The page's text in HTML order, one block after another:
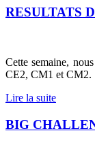
RESULTATS
Cette semaine,
CE2, CM1 et CM2.
Lire la suite
BIG